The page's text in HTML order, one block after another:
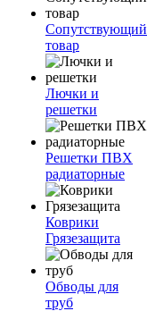
Сопутствующий
товар
Лючки и
решетки
Решетки ПВХ
радиаторные
Коврики
Грязезащита
Обводы для
труб